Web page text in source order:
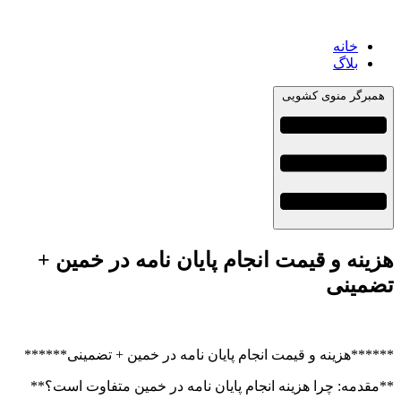
خانه
بلاگ
همبرگر منوی کشویی
هزینه و قیمت انجام پایان نامه در خمین +
تضمینی
******هزینه و قیمت انجام پایان نامه در خمین + تضمینی******
**مقدمه: چرا هزینه انجام پایان نامه در خمین متفاوت است؟**